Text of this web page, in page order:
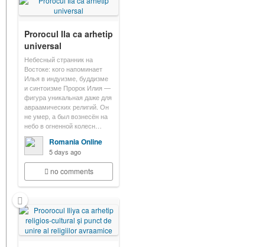
Prorocul Ila ca arhetip
universal
Небесный странник на
Востоке: кого напоминает
Илья в индуизме, буддизме
и синтоизме Пророк Илия —
фигура уникальная даже для
авраамических религий. Он
не умер, а был вознесён на
небо в огненной колесн…
Romania Online
5 days ago
no comments